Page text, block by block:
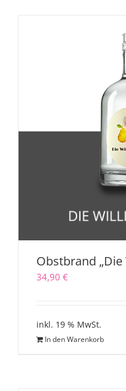
Obstbrand
34,90 €
inkl. 19 % MwSt.
In den Warenkorb